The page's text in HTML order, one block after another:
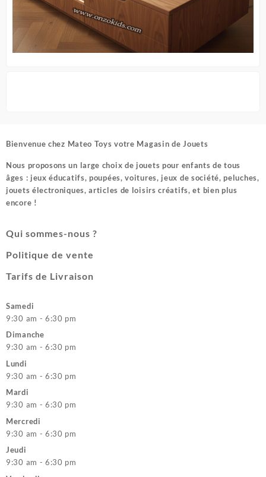
Bienvenue chez Mateo Toys votre Magasin de Jouets
Nous proposons un large choix de jouets pour enfants de tous
âges : jeux éducatifs, poupées, voitures, jeux de société, peluches,
jouets électroniques, articles de loisirs créatifs, et bien plus
encore !
Qui sommes-nous ?
Politique de vente
Tarifs de Livraison
Samedi
9:30 am - 6:30 pm
Dimanche
9:30 am - 6:30 pm
Lundi
9:30 am - 6:30 pm
Mardi
9:30 am - 6:30 pm
Mercredi
9:30 am - 6:30 pm
Jeudi
9:30 am - 6:30 pm